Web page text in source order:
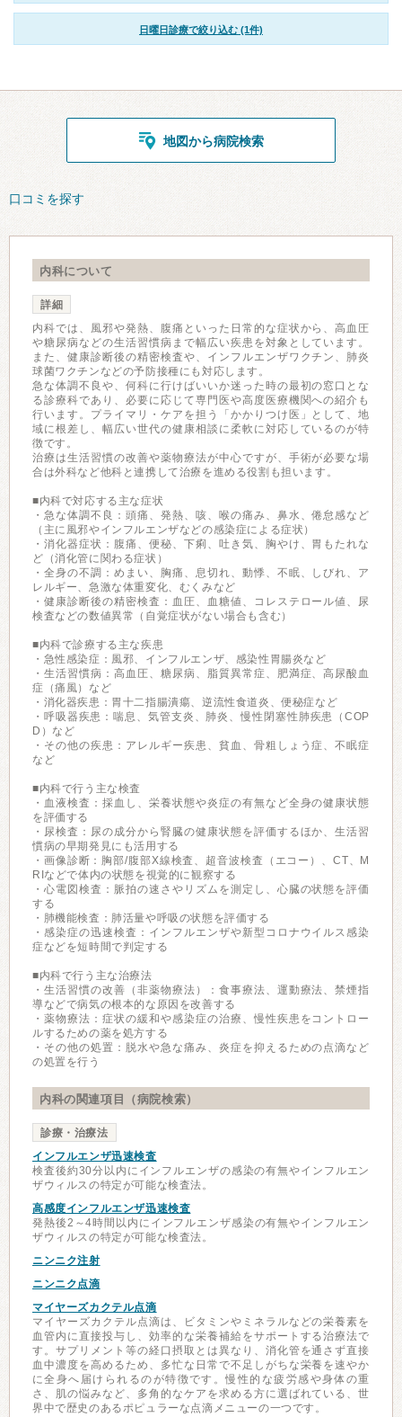
日曜日診療で絞り込む (1件)
地図から病院検索
口コミを探す
内科について
詳細
内科では、風邪や発熱、腹痛といった日常的な症状から、高血圧
や糖尿病などの生活習慣病まで幅広い疾患を対象としています。
また、健康診断後の精密検査や、インフルエンザワクチン、肺炎
球菌ワクチンなどの予防接種にも対応します。
急な体調不良や、何科に行けばいいか迷った時の最初の窓口とな
る診療科であり、必要に応じて専門医や高度医療機関への紹介も
行います。プライマリ・ケアを担う「かかりつけ医」として、地
域に根差し、幅広い世代の健康相談に柔軟に対応しているのが特
徴です。
治療は生活習慣の改善や薬物療法が中心ですが、手術が必要な場
合は外科など他科と連携して治療を進める役割も担います。
■内科で対応する主な症状
・急な体調不良：頭痛、発熱、咳、喉の痛み、鼻水、倦怠感など
（主に風邪やインフルエンザなどの感染症による症状）
・消化器症状：腹痛、便秘、下痢、吐き気、胸やけ、胃もたれな
ど（消化管に関わる症状）
・全身の不調：めまい、胸痛、息切れ、動悸、不眠、しびれ、ア
レルギー、急激な体重変化、むくみなど
・健康診断後の精密検査：血圧、血糖値、コレステロール値、尿
検査などの数値異常（自覚症状がない場合も含む）
■内科で診療する主な疾患
・急性感染症：風邪、インフルエンザ、感染性胃腸炎など
・生活習慣病：高血圧、糖尿病、脂質異常症、肥満症、高尿酸血
症（痛風）など
・消化器疾患：胃十二指腸潰瘍、逆流性食道炎、便秘症など
・呼吸器疾患：喘息、気管支炎、肺炎、慢性閉塞性肺疾患（COP
D）など
・その他の疾患：アレルギー疾患、貧血、骨粗しょう症、不眠症
など
■内科で行う主な検査
・血液検査：採血し、栄養状態や炎症の有無など全身の健康状態
を評価する
・尿検査：尿の成分から腎臓の健康状態を評価するほか、生活習
慣病の早期発見にも活用する
・画像診断：胸部/腹部X線検査、超音波検査（エコー）、CT、M
RIなどで体内の状態を視覚的に観察する
・心電図検査：脈拍の速さやリズムを測定し、心臓の状態を評価
する
・肺機能検査：肺活量や呼吸の状態を評価する
・感染症の迅速検査：インフルエンザや新型コロナウイルス感染
症などを短時間で判定する
■内科で行う主な治療法
・生活習慣の改善（非薬物療法）：食事療法、運動療法、禁煙指
導などで病気の根本的な原因を改善する
・薬物療法：症状の緩和や感染症の治療、慢性疾患をコントロー
ルするための薬を処方する
・その他の処置：脱水や急な痛み、炎症を抑えるための点滴など
の処置を行う
内科の関連項目（病院検索）
診療・治療法
インフルエンザ迅速検査
検査後約30分以内にインフルエンザの感染の有無やインフルエン
ザウィルスの特定が可能な検査法。
高感度インフルエンザ迅速検査
発熱後2～4時間以内にインフルエンザ感染の有無やインフルエン
ザウィルスの特定が可能な検査法。
ニンニク注射
ニンニク点滴
マイヤーズカクテル点滴
マイヤーズカクテル点滴は、ビタミンやミネラルなどの栄養素を
血管内に直接投与し、効率的な栄養補給をサポートする治療法で
す。サプリメント等の経口摂取とは異なり、消化管を通さず直接
血中濃度を高めるため、多忙な日常で不足しがちな栄養を速やか
に全身へ届けられるのが特徴です。慢性的な疲労感や身体の重
さ、肌の悩みなど、多角的なケアを求める方に選ばれている、世
界中で歴史のあるポピュラーな点滴メニューの一つです。